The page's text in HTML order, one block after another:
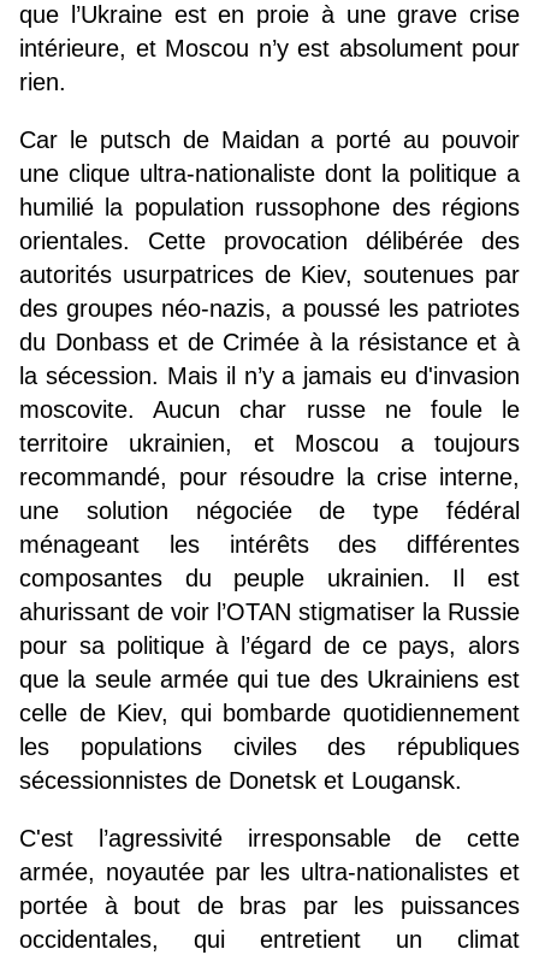
que l’Ukraine est en proie à une grave crise
intérieure, et Moscou n’y est absolument pour
rien.
Car le putsch de Maidan a porté au pouvoir
une clique ultra-nationaliste dont la politique a
humilié la population russophone des régions
orientales. Cette provocation délibérée des
autorités usurpatrices de Kiev, soutenues par
des groupes néo-nazis, a poussé les patriotes
du Donbass et de Crimée à la résistance et à
la sécession. Mais il n’y a jamais eu d'invasion
moscovite. Aucun char russe ne foule le
territoire ukrainien, et Moscou a toujours
recommandé, pour résoudre la crise interne,
une solution négociée de type fédéral
ménageant les intérêts des différentes
composantes du peuple ukrainien. Il est
ahurissant de voir l’OTAN stigmatiser la Russie
pour sa politique à l’égard de ce pays, alors
que la seule armée qui tue des Ukrainiens est
celle de Kiev, qui bombarde quotidiennement
les populations civiles des républiques
sécessionnistes de Donetsk et Lougansk.
C'est l’agressivité irresponsable de cette
armée, noyautée par les ultra-nationalistes et
portée à bout de bras par les puissances
occidentales, qui entretient un climat